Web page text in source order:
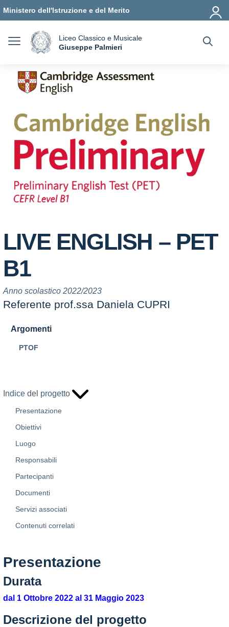
Ministero dell'Istruzione e del Merito
Liceo Classico e Musicale
Giuseppe Palmieri
LIVE ENGLISH – PET
B1
Anno scolastico 2022/2023
Referente prof.ssa Daniela CUPRI
Argomenti
PTOF
Indice del progetto
Presentazione
Obiettivi
Luogo
Responsabili
Partecipanti
Documenti
Servizi associati
Contenuti correlati
Presentazione
Durata
dal 1 Ottobre 2022 al 31 Maggio 2023
Descrizione del progetto